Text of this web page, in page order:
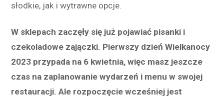
słodkie, jak i wytrawne opcje.
W sklepach zaczęły się już pojawiać pisanki i
czekoladowe zajączki. Pierwszy dzień Wielkanocy
2023 przypada na 6 kwietnia, więc masz jeszcze
czas na zaplanowanie wydarzeń i menu w swojej
restauracji. Ale rozpoczęcie wcześniej jest